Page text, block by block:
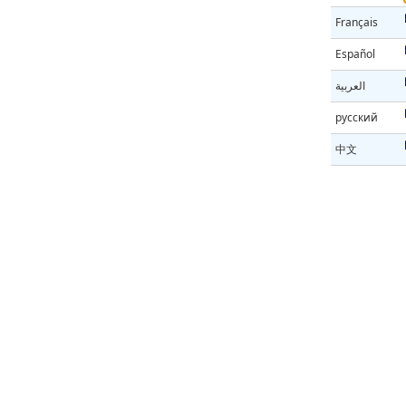
Français
Español
العربية
русский
中文